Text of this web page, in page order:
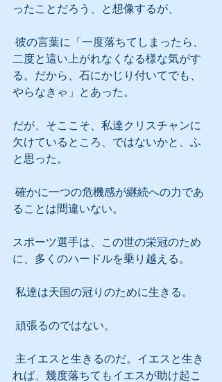
ったことだろう、と想像するが、
二度と這い上がれなくなる様な気がす
る。だから、石にかじり付いてでも、
やらなきゃ」とあった。
だが、そここそ、私達クリスチャンに
欠けているところ、ではないかと、ふ
と思った。
ることは間違いない。
スポーツ選手は、この世の栄冠のため
に、多くのハードルを乗り越える。
私達は天国の冠りのために生きる。
頑張るのではない。
れば、幾度落ちてもイエスが助け起こ